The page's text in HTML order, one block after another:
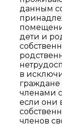
данным
дети и
в
граждане
членами
если они
членов